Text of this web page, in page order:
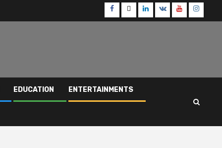
Facebook
TwitterLinkedin
VK Youtube
EDUCATION ENTERTAINMENTS